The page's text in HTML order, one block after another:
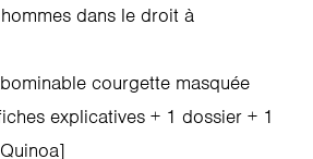
dans le droit à
courgette masquée
explicatives + 1 dossier + 1